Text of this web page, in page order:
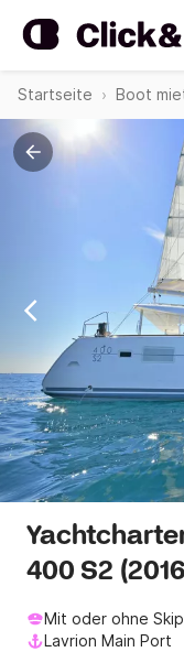
Startseite Boot
400 S2
Mit oder ohne
Lavrion Main Port